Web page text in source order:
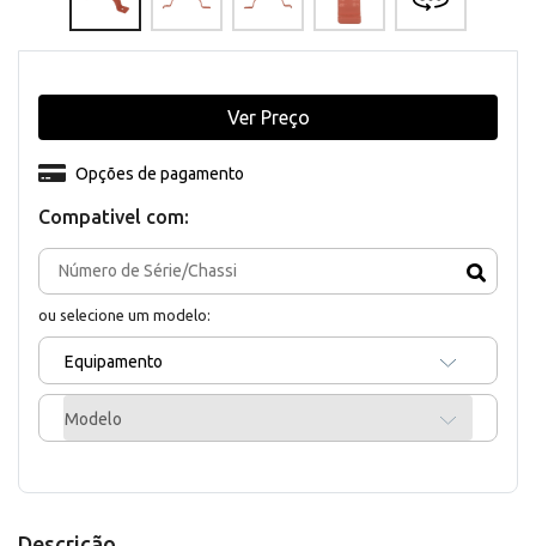
Compativel com:
ou selecione um modelo:
Equipamento
Modelo
Opções de pagamento
Ver Preço